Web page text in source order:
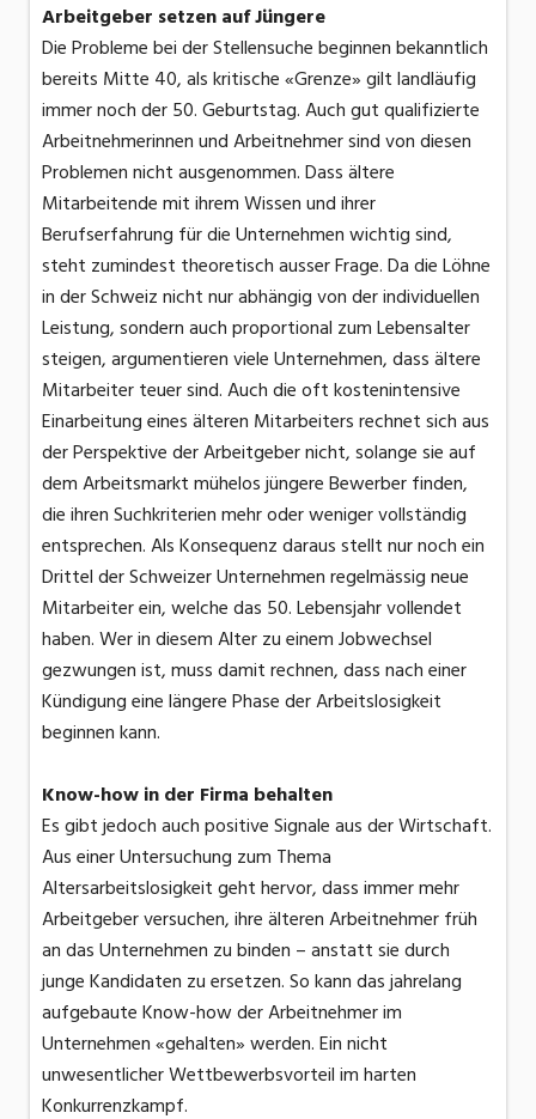
Arbeitgeber setzen auf Jüngere
Die Probleme bei der Stellensuche beginnen bekanntlich
bereits Mitte 40, als kritische «Grenze» gilt landläufig
immer noch der 50. Geburtstag. Auch gut qualifizierte
Arbeitnehmerinnen und Arbeitnehmer sind von diesen
Problemen nicht ausgenommen. Dass ältere
Mitarbeitende mit ihrem Wissen und ihrer
Berufserfahrung für die Unternehmen wichtig sind,
steht zumindest theoretisch ausser Frage. Da die Löhne
in der Schweiz nicht nur abhängig von der individuellen
Leistung, sondern auch proportional zum Lebensalter
steigen, argumentieren viele Unternehmen, dass ältere
Mitarbeiter teuer sind. Auch die oft kostenintensive
Einarbeitung eines älteren Mitarbeiters rechnet sich aus
der Perspektive der Arbeitgeber nicht, solange sie auf
dem Arbeitsmarkt mühelos jüngere Bewerber finden,
die ihren Suchkriterien mehr oder weniger vollständig
entsprechen. Als Konsequenz daraus stellt nur noch ein
Drittel der Schweizer Unternehmen regelmässig neue
Mitarbeiter ein, welche das 50. Lebensjahr vollendet
haben. Wer in diesem Alter zu einem Jobwechsel
gezwungen ist, muss damit rechnen, dass nach einer
Kündigung eine längere Phase der Arbeitslosigkeit
beginnen kann.
Know-how in der Firma behalten
Es gibt jedoch auch positive Signale aus der Wirtschaft.
Aus einer Untersuchung zum Thema
Altersarbeitslosigkeit geht hervor, dass immer mehr
Arbeitgeber versuchen, ihre älteren Arbeitnehmer früh
an das Unternehmen zu binden – anstatt sie durch
junge Kandidaten zu ersetzen. So kann das jahrelang
aufgebaute Know-how der Arbeitnehmer im
Unternehmen «gehalten» werden. Ein nicht
unwesentlicher Wettbewerbsvorteil im harten
Konkurrenzkampf.